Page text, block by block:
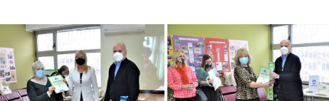
10 Godina Rada
Obeleženo 10 Godina